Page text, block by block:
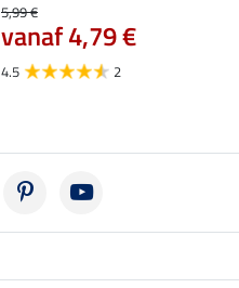
5,99 €
vanaf 4,79 €
4.5 2